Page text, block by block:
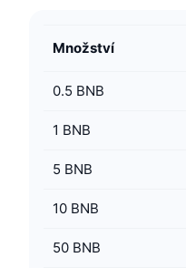
Množství
0.5 BNB
1 BNB
5 BNB
10 BNB
50 BNB